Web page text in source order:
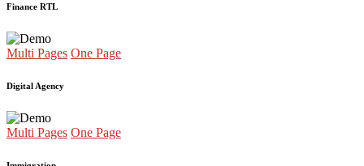
Finance RTL
Multi Pages One Page
Digital Agency
Multi Pages One Page